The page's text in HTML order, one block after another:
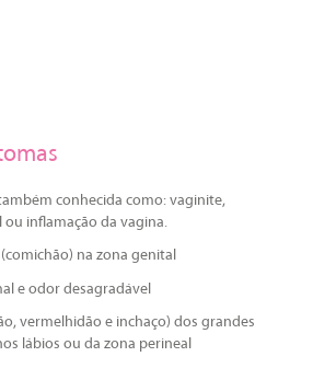
conhecida como: vaginite,
ou inflamação da vagina.
na zona genital
e odor desagradável
vermelhidão e inchaço) dos grandes
lábios ou da zona perineal